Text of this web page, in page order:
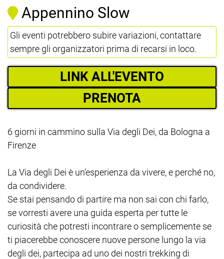
Appennino Slow
Gli eventi potrebbero subire variazioni, contattare
sempre gli organizzatori prima di recarsi in loco.
LINK ALL'EVENTO
PRENOTA
6 giorni in cammino sulla Via degli Dei, da Bologna a
Firenze
La Via degli Dei è un’esperienza da vivere, e perché no,
da condividere.
Se stai pensando di partire ma non sai con chi farlo,
se vorresti avere una guida esperta per tutte le
curiosità che potresti incontrare o semplicemente se
ti piacerebbe conoscere nuove persone lungo la via
degli dei, partecipa ad uno dei nostri trekking di